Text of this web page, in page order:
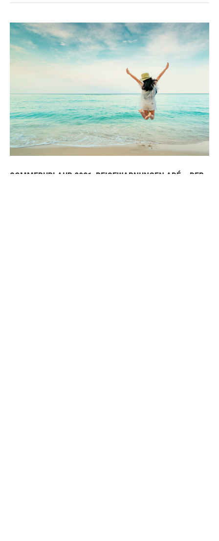
SOMMERURLAUB 2021: REISEWARNUNGEN ADÉ – DER